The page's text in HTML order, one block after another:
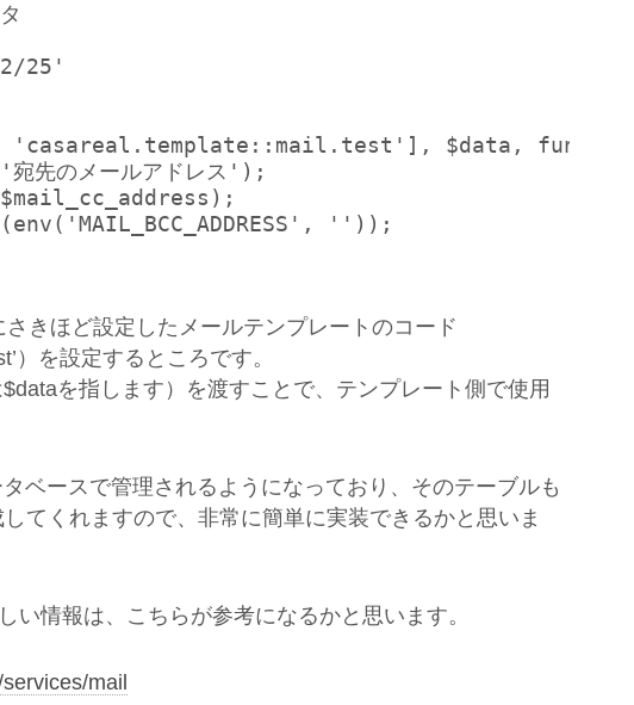
25'
$data, function
先のメールアドレス');
''));
きほど設定したメールテンプレートのコード
）を設定するところです。
を指します）を渡すことで、テンプレート側で使用
ベースで管理されるようになっており、そのテーブルも
てくれますので、非常に簡単に実装できるかと思いま
い情報は、こちらが参考になるかと思います。
mail